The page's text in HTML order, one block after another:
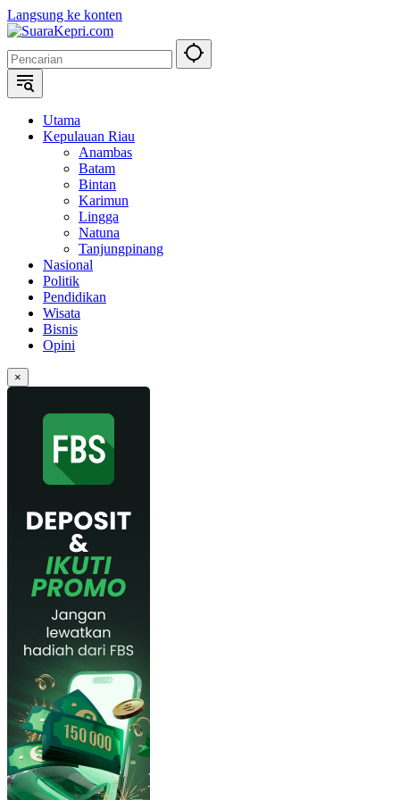
Langsung ke konten
Utama
Kepulauan Riau
Anambas
Batam
Bintan
Karimun
Lingga
Natuna
Tanjungpinang
Nasional
Politik
Pendidikan
Wisata
Bisnis
Opini
×